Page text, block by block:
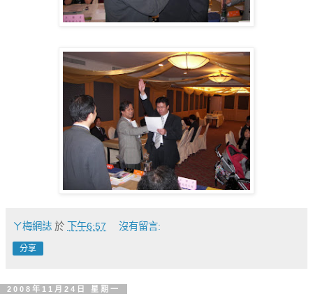
ㄚ梅網誌 於 下午6:57 沒有留言:
分享
2008年11月24日 星期一